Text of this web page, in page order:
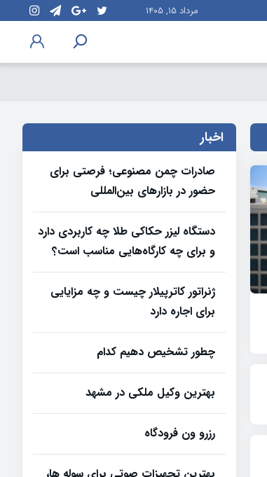
مرداد ۱۵, ۱۴۰۵
اخبار
صادرات چمن مصنوعی؛ فرصتی برای
حضور در بازارهای بین‌المللی
دستگاه لیزر حکاکی طلا چه کاربردی دارد
و برای چه کارگاه‌هایی مناسب است؟
ژنراتور کاترپیلار چیست و چه مزایایی
برای اجاره دارد
چطور تشخیص دهیم کدام
بهترین وکیل ملکی در مشهد
رزرو ون فرودگاه